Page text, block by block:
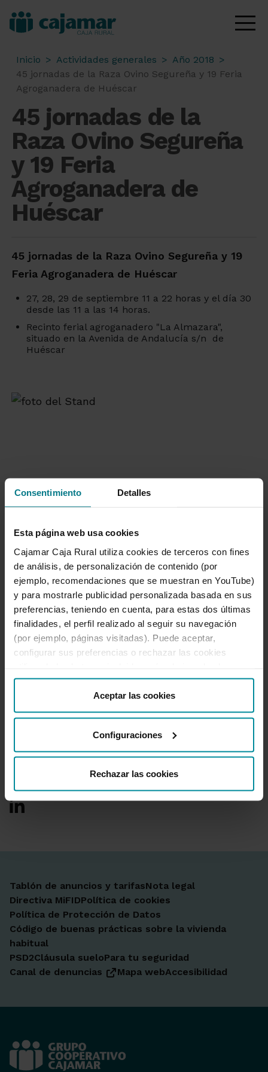
Consentimiento Detalles
Esta página web usa cookies
Cajamar Caja Rural utiliza cookies de terceros con fines
de análisis, de personalización de contenido (por
ejemplo, recomendaciones que se muestran en YouTube)
y para mostrarle publicidad personalizada basada en sus
preferencias, teniendo en cuenta, para estas dos últimas
finalidades, el perfil realizado al seguir su navegación
(por ejemplo, páginas visitadas). Puede aceptar,
configurar sus preferencias o rechazar las cookies
“Detalles”. También puede obtener más información, así
como cambiar el consentimiento en cualquier momento
desde nuestraPolítica de Cookies.
Aceptar las cookies
Configuraciones
Rechazar las cookies
Inicio > Actividades generales > Año 2018 >
45 jornadas de la Raza Ovino Segureña y 19 Feria
Agroganadera de Huéscar
45 jornadas de la
Raza Ovino Segureña
y 19 Feria
Agroganadera de
Huéscar
45 jornadas de la Raza Ovino Segureña y 19
Feria Agroganadera de Huéscar
27, 28, 29 de septiembre 11 a 22 horas y el día 30
desde las 11 a las 14 horas.
Recinto ferial agroganadero "La Almazara",
situado en la Avenida de Andalucía s/n de
Huéscar
Te ayudamos
Quejas y reclamaciones
Oficinas y cajeros
Desbloqueo banca online
950 18 33 13
Información corporativa
Ir a Facebook
Ir a X-twitter
Ir a Instagram
Ir a Linkedin
Ir a Youtube
Ir a Blogger
Ir a Vimeo
Tablón de anuncios y tarifasNota legal
Directiva MiFIDPolítica de cookies
Política de Protección de Datos
Código de buenas prácticas sobre la vivienda
habitual
PSD2Cláusula sueloPara tu seguridad
Canal de denuncias
Mapa webAccesibilidad